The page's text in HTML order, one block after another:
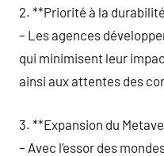
2. **Priorité à la
– Les agences
qui minimisent leur
ainsi aux attentes des
3. **Expansion du
– Avec l’essor des